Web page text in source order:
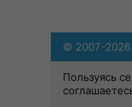
© 2007-
Пользуясь